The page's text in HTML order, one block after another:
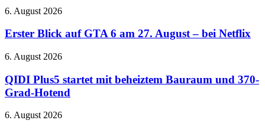
Gaming
der
QuakeCon
Audio
verbessertes
Erster
auf
6
27.
August
–
Netflix
6. August 2026
Erster Blick auf GTA 6 am 27. August – bei Netflix
QIDI
startet
mit
beheiztem
und
6. August 2026
QIDI Plus5 startet mit beheiztem Bauraum und 370-
Grad-Hotend
STABILO
6. August 2026